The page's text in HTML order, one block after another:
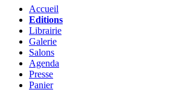
Accueil
Editions
Librairie
Galerie
Salons
Agenda
Presse
Panier